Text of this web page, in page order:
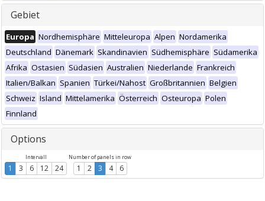
Gebiet
Europa Nordhemisphäre Mitteleuropa Alpen Nordamerika
Deutschland Dänemark Skandinavien Südhemisphäre Südamerika
Afrika Ostasien Südasien Australien Niederlande Frankreich
Italien/Balkan Spanien Türkei/Nahost Großbritannien Belgien
Schweiz Island Mittelamerika Österreich Osteuropa Polen
Finnland
Options
Intervall
1 3 6 12 24
Number of panels in row
1 2 3 4 6